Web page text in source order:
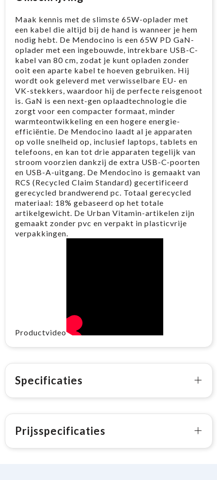
Maak kennis met de slimste 65W-oplader met
een kabel die altijd bij de hand is wanneer je hem
nodig hebt. De Mendocino is een 65W PD GaN-
oplader met een ingebouwde, intrekbare USB-C-
kabel van 80 cm, zodat je kunt opladen zonder
ooit een aparte kabel te hoeven gebruiken. Hij
wordt ook geleverd met verwisselbare EU- en
VK-stekkers, waardoor hij de perfecte reisgenoot
is. GaN is een next-gen oplaadtechnologie die
zorgt voor een compacter formaat, minder
warmteontwikkeling en een hogere energie-
efficiëntie. De Mendocino laadt al je apparaten
op volle snelheid op, inclusief laptops, tablets en
telefoons, en kan tot drie apparaten tegelijk van
stroom voorzien dankzij de extra USB-C-poorten
en USB-A-uitgang. De Mendocino is gemaakt van
RCS (Recycled Claim Standard) gecertificeerd
gerecycled brandwerend pc. Totaal gerecycled
materiaal: 18% gebaseerd op het totale
artikelgewicht. De Urban Vitamin-artikelen zijn
gemaakt zonder pvc en verpakt in plasticvrije
verpakkingen.
Productvideo
Specificaties
Prijsspecificaties